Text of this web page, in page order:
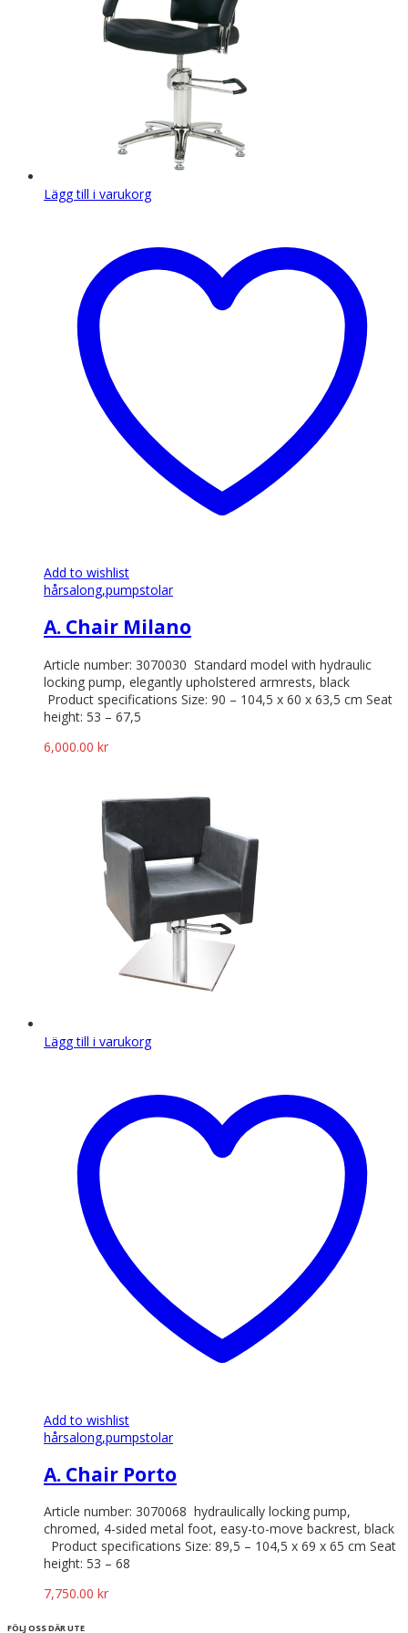
Lägg till i varukorg
Add to wishlist
hårsalong,pumpstolar
A. Chair Milano
Article number: 3070030 Standard model with hydraulic
locking pump, elegantly upholstered armrests, black
Product specifications Size: 90 – 104,5 x 60 x 63,5 cm Seat
height: 53 – 67,5
6,000.00 kr
Lägg till i varukorg
Add to wishlist
hårsalong,pumpstolar
A. Chair Porto
Article number: 3070068 hydraulically locking pump,
chromed, 4-sided metal foot, easy-to-move backrest, black
Product specifications Size: 89,5 – 104,5 x 69 x 65 cm Seat
height: 53 – 68
7,750.00 kr
FÖLJ OSS DÄR UTE